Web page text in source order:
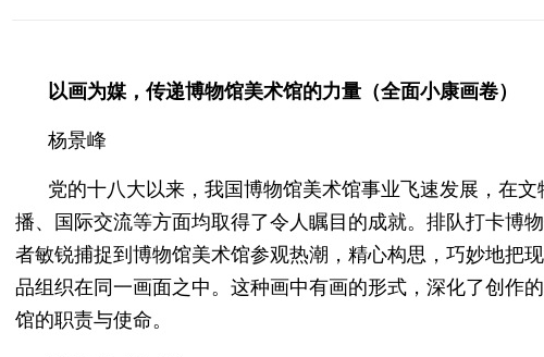
以画为媒，传递博物馆美术馆的力量（全面小康画卷）
杨景峰
党的十八大以来，我国博物馆美术馆事业飞速发展，在
播、国际交流等方面均取得了令人瞩目的成就。排队打卡博
者敏锐捕捉到博物馆美术馆参观热潮，精心构思，巧妙地把
品组织在同一画面之中。这种画中有画的形式，深化了创作
馆的职责与使命。